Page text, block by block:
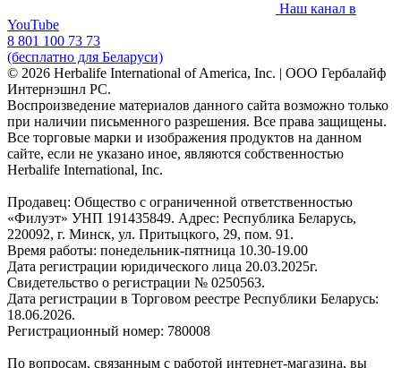
Наш канал в
YouTube
8 801 100 73 73
(бесплатно для Беларуси)
© 2026 Herbalife International of America, Inc. | ООО Гербалайф
Интернэшнл РС.
Воспроизведение материалов данного сайта возможно только
при наличии письменного разрешения. Все права защищены.
Все торговые марки и изображения продуктов на данном
сайте, если не указано иное, являются собственностью
Herbalife International, Inc.
Продавец: Общество с ограниченной ответственностью
«Филуэт» УНП 191435849. Адрес: Республика Беларусь,
220092, г. Минск, ул. Притыцкого, 29, пом. 91.
Время работы: понедельник-пятница 10.30-19.00
Дата регистрации юридического лица 20.03.2025г.
Свидетельство о регистрации № 0250563.
Дата регистрации в Торговом реестре Республики Беларусь:
18.06.2026.
Регистрационный номер: 780008
По вопросам, связанным с работой интернет-магазина, вы